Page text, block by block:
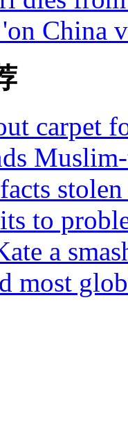
China
carpet
to
a
most